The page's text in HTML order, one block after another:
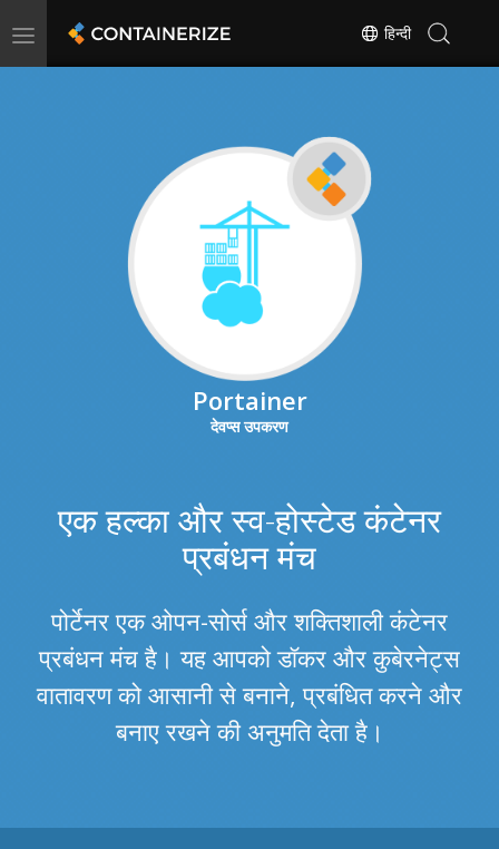
Toggle
हिन्दी
Portainer
देवप्स उपकरण
एक हल्का और स्व-होस्टेड कंटेनर
प्रबंधन मंच
पोर्टेनर एक ओपन-सोर्स और शक्तिशाली कंटेनर
प्रबंधन मंच है। यह आपको डॉकर और कुबेरनेट्स
वातावरण को आसानी से बनाने, प्रबंधित करने और
बनाए रखने की अनुमति देता है।